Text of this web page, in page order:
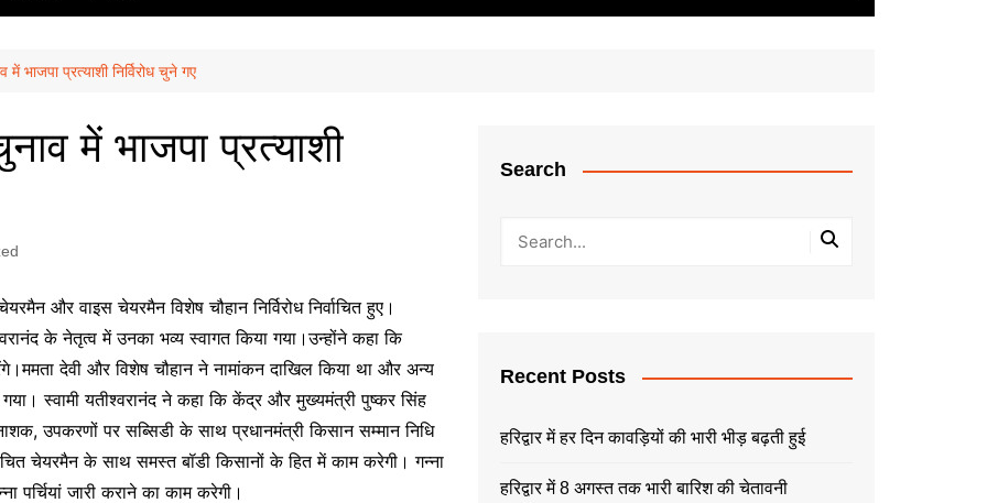
में भाजपा प्रत्याशी निर्विरोध चुने गए
में भाजपा प्रत्याशी
और वाइस चेयरमैन विशेष चौहान निर्विरोध निर्वाचित हुए।
के नेतृत्व में उनका भव्य स्वागत किया गया।उन्होंने कहा कि
देवी और विशेष चौहान ने नामांकन दाखिल किया था और अन्य
गया। स्वामी यतीश्वरानंद ने कहा कि केंद्र और मुख्यमंत्री पुष्कर सिंह
उपकरणों पर सब्सिडी के साथ प्रधानमंत्री किसान सम्मान निधि
चेयरमैन के साथ समस्त बॉडी किसानों के हित में काम करेगी। गन्ना
जारी कराने का काम करेगी।
Search
Recent Posts
हरिद्वार में हर दिन कावड़ियों की भारी भीड़ बढ़ती हुई
हरिद्वार में 8 अगस्त तक भारी बारिश की चेतावनी